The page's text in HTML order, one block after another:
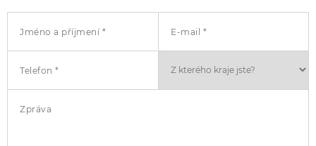
Jméno a příjmení * E-mail *
Telefon *
Zpráva